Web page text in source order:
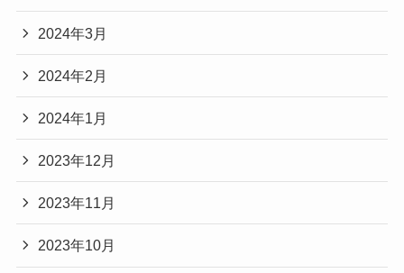
2024年3月
2024年2月
2024年1月
2023年12月
2023年11月
2023年10月